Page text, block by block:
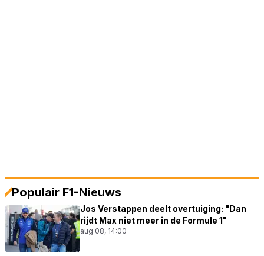
Populair F1-Nieuws
Jos Verstappen deelt overtuiging: "Dan
rijdt Max niet meer in de Formule 1"
aug 08, 14:00